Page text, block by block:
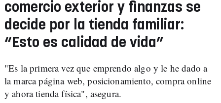
comercio exterior y finanzas se
decide por la tienda familiar:
“Esto es calidad de vida”
"Es la primera vez que emprendo algo y le he dado a
la marca página web, posicionamiento, compra online
y ahora tienda física", asegura.